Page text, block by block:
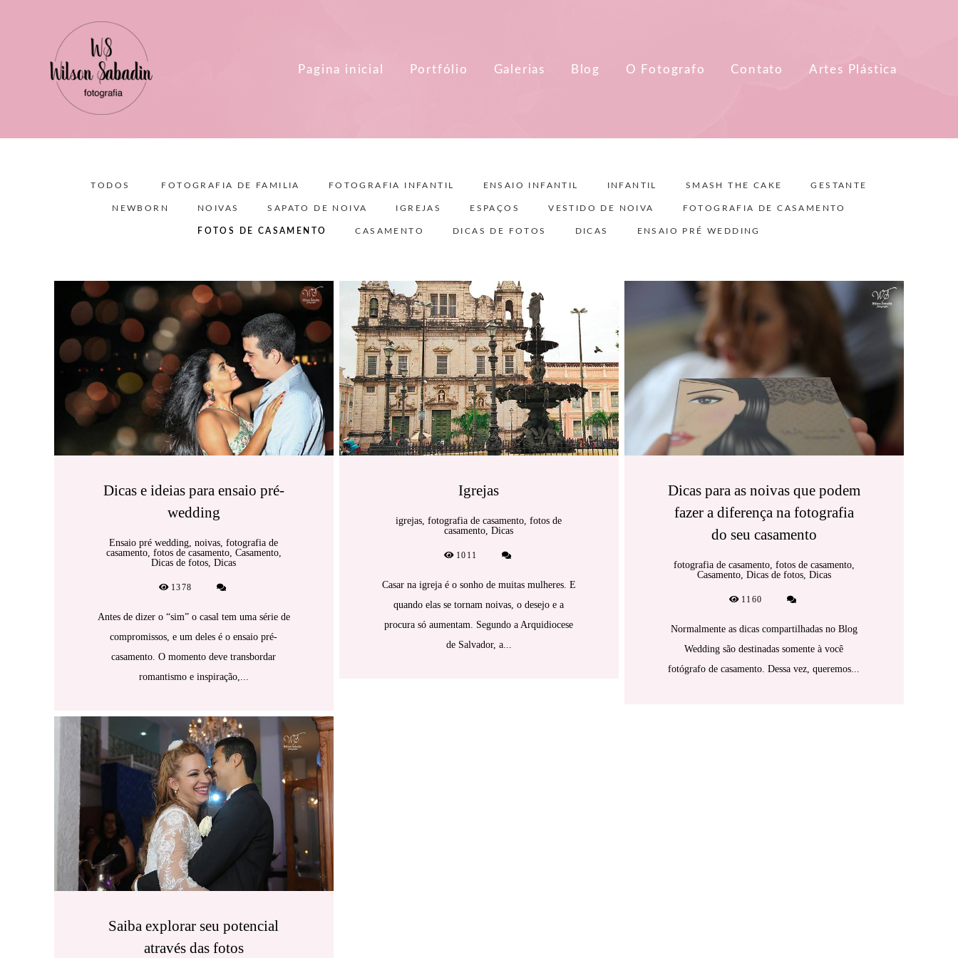
Pagina inicial Portfólio Galerias Blog O Fotografo Contato Artes Plástica
TODOS FOTOGRAFIA DE FAMILIA FOTOGRAFIA INFANTIL ENSAIO INFANTIL INFANTIL SMASH THE CAKE GESTANTE
NEWBORN NOIVAS SAPATO DE NOIVA IGREJAS ESPAÇOS VESTIDO DE NOIVA FOTOGRAFIA DE CASAMENTO
FOTOS DE CASAMENTO CASAMENTO DICAS DE FOTOS DICAS ENSAIO PRÉ WEDDING
Dicas e ideias para ensaio pré-
wedding
Ensaio pré wedding, noivas, fotografia de
casamento, fotos de casamento, Casamento,
Dicas de fotos, Dicas
1378
Antes de dizer o “sim” o casal tem uma série de
compromissos, e um deles é o ensaio pré-
casamento. O momento deve transbordar
romantismo e inspiração,...
Igrejas
igrejas, fotografia de casamento, fotos de
casamento, Dicas
1011
Casar na igreja é o sonho de muitas mulheres. E
quando elas se tornam noivas, o desejo e a
procura só aumentam. Segundo a Arquidiocese
de Salvador, a...
Dicas para as noivas que podem
fazer a diferença na fotografia
do seu casamento
fotografia de casamento, fotos de casamento,
Casamento, Dicas de fotos, Dicas
1160
Normalmente as dicas compartilhadas no Blog
Wedding são destinadas somente à você
fotógrafo de casamento. Dessa vez, queremos...
Saiba explorar seu potencial
através das fotos